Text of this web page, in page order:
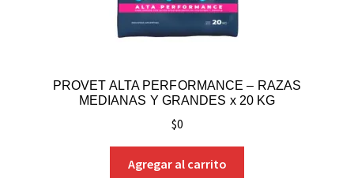
PROVET ALTA PERFORMANCE – RAZAS
MEDIANAS Y GRANDES x 20 KG
$0
Agregar al carrito